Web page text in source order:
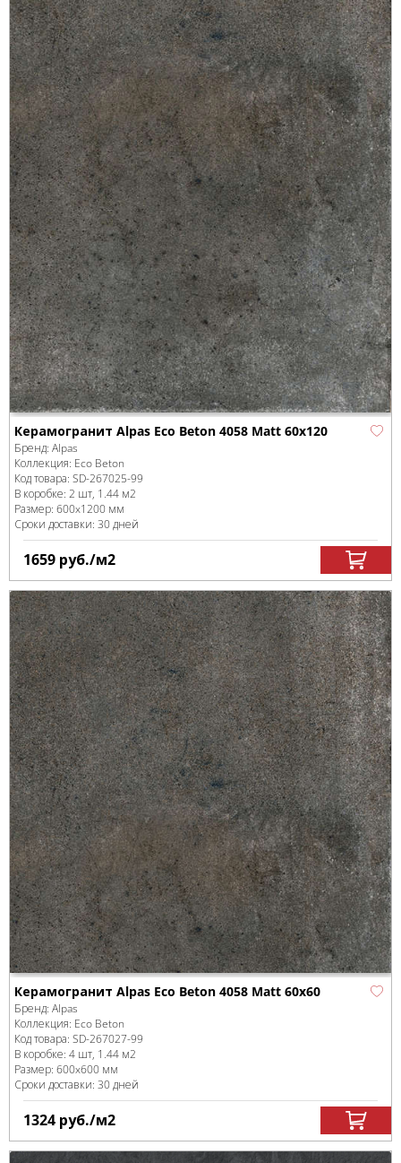
Керамогранит Alpas Eco Beton 4058 Matt 60x120
Бренд: Alpas
Коллекция: Eco Beton
Код товара: SD-267025-99
В коробке: 2 шт, 1.44 м2
Размер: 600x1200 мм
Сроки доставки: 30 дней
1659 руб./м2
Керамогранит Alpas Eco Beton 4058 Matt 60x60
Бренд: Alpas
Коллекция: Eco Beton
Код товара: SD-267027-99
В коробке: 4 шт, 1.44 м2
Размер: 600x600 мм
Сроки доставки: 30 дней
1324 руб./м2